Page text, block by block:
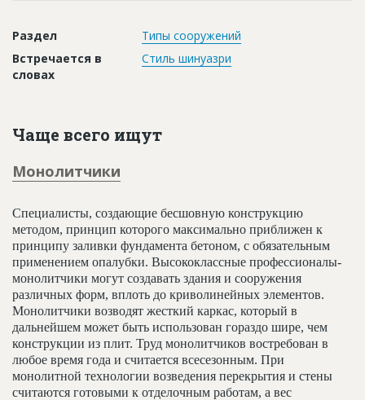
Платные услуги
Пресс-релизы
Контакты
Личный кабинет
Раздел
Типы сооружений
Встречается в
словах
Стиль шинуазри
Чаще всего ищут
Монолитчики
Специалисты, создающие бесшовную конструкцию
методом, принцип которого максимально приближен к
принципу заливки фундамента бетоном, с обязательным
применением опалубки. Высококлассные профессионалы-
монолитчики могут создавать здания и сооружения
различных форм, вплоть до криволинейных элементов.
Монолитчики возводят жесткий каркас, который в
дальнейшем может быть использован гораздо шире, чем
конструкции из плит. Труд монолитчиков востребован в
любое время года и считается всесезонным. При
монолитной технологии возведения перекрытия и стены
считаются готовыми к отделочным работам, а вес